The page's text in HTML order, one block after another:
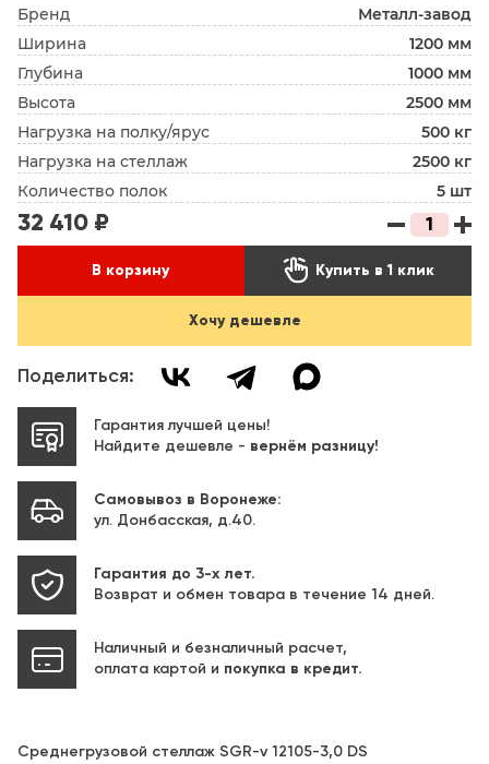
Бренд
Металл-завод
Ширина
1200 мм
Глубина
1000 мм
Высота
2500 мм
Нагрузка на полку/ярус
500 кг
Нагрузка на стеллаж
2500 кг
Количество полок
5 шт
32 410 ₽
В корзину  Купить в 1 клик
Хочу дешевле
Поделиться:
Гарантия лучшей цены!
Найдите дешевле - вернём разницу!
Самовывоз в Воронеже:
ул. Донбасская, д.40.
Гарантия до 3-х лет.
Возврат и обмен товара в течение 14 дней.
Наличный и безналичный расчет,
оплата картой и покупка в кредит.
Среднегрузовой стеллаж SGR-v 12105-3,0 DS